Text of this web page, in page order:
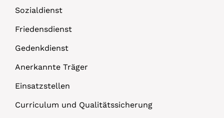
Sozialdienst
Friedensdienst
Gedenkdienst
Anerkannte Träger
Einsatzstellen
Curriculum und Qualitätssicherung